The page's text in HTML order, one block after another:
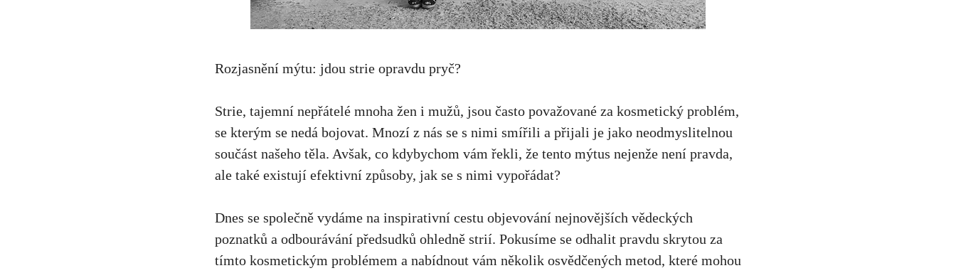
Rozjasnění mýtu: jdou strie⁣ opravdu pryč?
Strie, tajemní ⁤nepřátelé mnoha žen i mužů, jsou často‌ považované za kosmetický problém,
se kterým se nedá ⁢bojovat. ‍Mnozí z nás se s‍ nimi ‌smířili a ‌přijali ‍je jako neodmyslitelnou
‌součást našeho⁣ těla. ⁣Avšak, co kdybychom vám řekli, že ⁤tento⁣ mýtus nejenže⁢ není pravda,
ale‍ také existují‌ efektivní způsoby, jak se s nimi‍ vypořádat?
Dnes‍ se společně vydáme ⁤na inspirativní cestu objevování nejnovějších vědeckých
‍poznatků a⁤ odbourávání předsudků ohledně strií. Pokusíme se odhalit pravdu skrytou za
tímto‍ kosmetickým problémem⁤ a nabídnout vám‍ několik osvědčených metod,⁣ které mohou